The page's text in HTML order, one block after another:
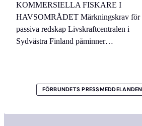
KOMMERSIELLA FISKARE I
HAVSOMRÅDET Märkningskrav för
passiva redskap Livskraftcentralen i
Sydvästra Finland påminner…
FÖRBUNDETS PRESSMEDDELANDEN